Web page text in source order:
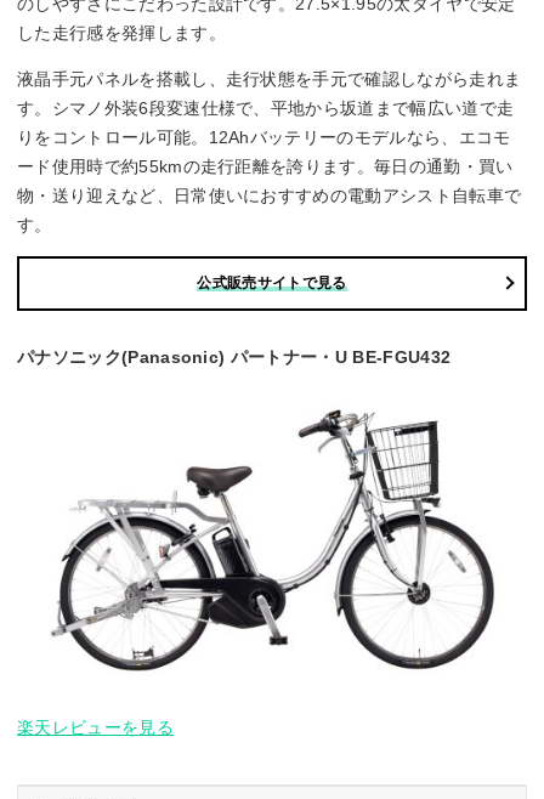
パワーモード
◯
エコモード
◯
した走行感を発揮します。
液晶手元パネルを搭載し、走行状態を手元で確認しながら走れま
す。シマノ外装6段変速仕様で、平地から坂道まで幅広い道で走
りをコントロール可能。12Ahバッテリーのモデルなら、エコモ
ード使用時で約55kmの走行距離を誇ります。毎日の通勤・買い
物・送り迎えなど、日常使いにおすすめの電動アシスト自転車で
す。
公式販売サイトで見る
パナソニック(Panasonic) パートナー・U BE-FGU432
楽天レビューを見る